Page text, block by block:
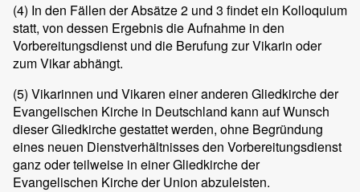
(4) In den Fällen der Absätze 2 und 3 findet ein Kolloquium
statt, von dessen Ergebnis die Aufnahme in den
Vorbereitungsdienst und die Berufung zur Vikarin oder
zum Vikar abhängt.
(5) Vikarinnen und Vikaren einer anderen Gliedkirche der
Evangelischen Kirche in Deutschland kann auf Wunsch
dieser Gliedkirche gestattet werden, ohne Begründung
eines neuen Dienstverhältnisses den Vorbereitungsdienst
ganz oder teilweise in einer Gliedkirche der
Evangelischen Kirche der Union abzuleisten.